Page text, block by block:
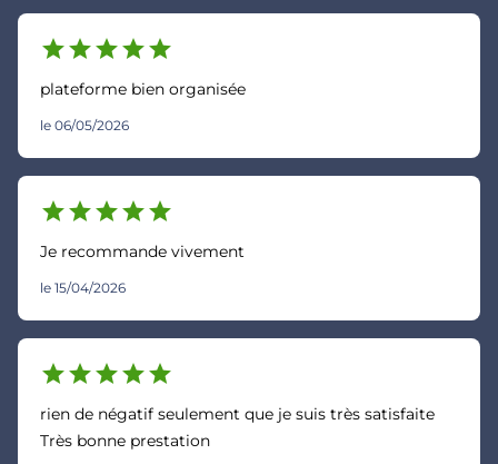
starstarstarstarstar
plateforme bien organisée
le 06/05/2026
starstarstarstarstar
Je recommande vivement
le 15/04/2026
starstarstarstarstar
rien de négatif seulement que je suis très satisfaite
Très bonne prestation